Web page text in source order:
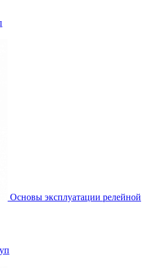
Основы эксплуатации релейной